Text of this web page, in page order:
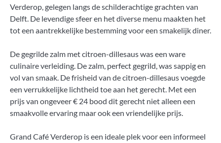
Verderop, gelegen langs de schilderachtige grachten van
Delft. De levendige sfeer en het diverse menu maakten het
tot een aantrekkelijke bestemming voor een smakelijk diner.
De gegrilde zalm met citroen-dillesaus was een ware
culinaire verleiding. De zalm, perfect gegrild, was sappig en
vol van smaak. De frisheid van de citroen-dillesaus voegde
een verrukkelijke lichtheid toe aan het gerecht. Met een
prijs van ongeveer € 24 bood dit gerecht niet alleen een
smaakvolle ervaring maar ook een vriendelijke prijs.
Grand Café Verderop is een ideale plek voor een informeel